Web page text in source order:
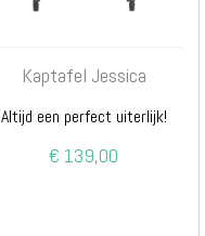
Kaptafel Jessica
Altijd een perfect uiterlijk!
€ 139,00